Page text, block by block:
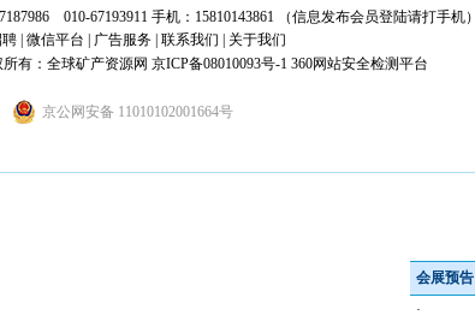
会展预告
·
010-67193911 手机：15810143861 （信息发布会员登陆请打手机）
聘 微信平台 广告服务 联系我们
关于我们
所有：全球矿产资源网 京ICP备08010093号-1 360网站安全检测平台
京公网安备 11010102001664号